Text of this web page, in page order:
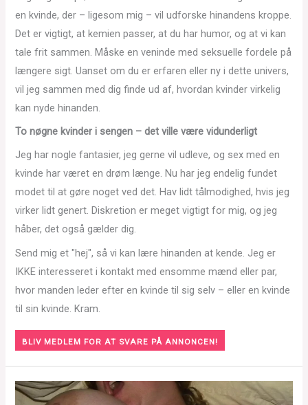
en kvinde, der – ligesom mig – vil udforske hinandens kroppe.
Det er vigtigt, at kemien passer, at du har humor, og at vi kan
tale frit sammen. Måske en veninde med seksuelle fordele på
længere sigt. Uanset om du er erfaren eller ny i dette univers,
vil jeg sammen med dig finde ud af, hvordan kvinder virkelig
kan nyde hinanden.
To nøgne kvinder i sengen – det ville være vidunderligt
Jeg har nogle fantasier, jeg gerne vil udleve, og sex med en
kvinde har været en drøm længe. Nu har jeg endelig fundet
modet til at gøre noget ved det. Hav lidt tålmodighed, hvis jeg
virker lidt genert. Diskretion er meget vigtigt for mig, og jeg
håber, det også gælder dig.
Send mig et "hej", så vi kan lære hinanden at kende. Jeg er
IKKE interesseret i kontakt med ensomme mænd eller par,
hvor manden leder efter en kvinde til sig selv – eller en kvinde
til sin kvinde. Kram.
BLIV MEDLEM FOR AT SVARE PÅ ANNONCEN!